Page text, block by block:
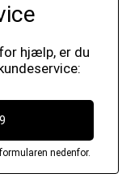
hjælp, er du
nedenfor.